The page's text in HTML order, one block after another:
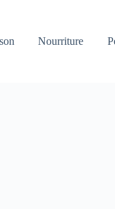
Nourriture